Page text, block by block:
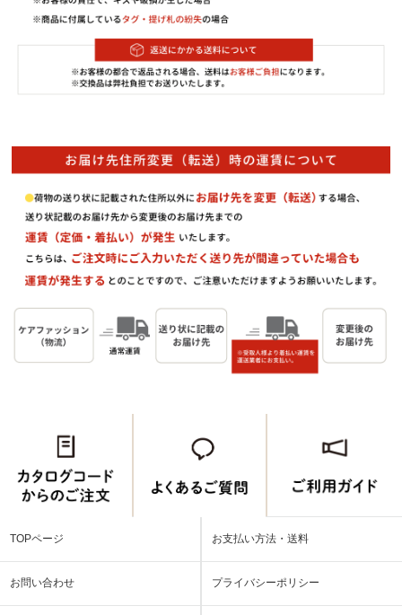
TOPページ お支払い方法・送料
お問い合わせ プライバシーポリシー